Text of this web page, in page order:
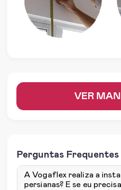
VER
Perguntas Frequentes
A Vogaflex realiza a
persianas? E se eu